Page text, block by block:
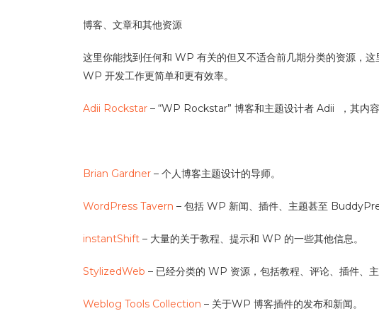
博客、文章和其他资源
这里你能找到任何和 WP 有关的但又不适合前几期分类的资源，
WP 开发工作更简单和更有效率。
Adii Rockstar – “WP Rockstar” 博客和主题设计者 Adii ，其内容
Brian Gardner – 个人博客主题设计的导师。
WordPress Tavern – 包括 WP 新闻、插件、主题甚至
instantShift – 大量的关于教程、提示和 WP 的一些其他信息。
StylizedWeb – 已经分类的 WP 资源，包括教程、评论、插件、主
Weblog Tools Collection – 关于WP 博客插件的发布和新闻。